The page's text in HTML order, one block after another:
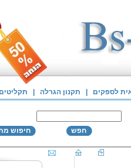
לספקים תקנון הגרלה
חפש חיפוש